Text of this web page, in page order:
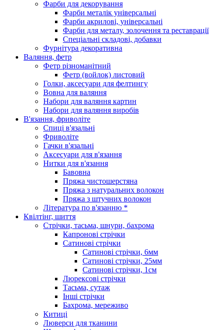
Фарби для декорування
Фарби металік універсальні
Фарби акрилові, універсальні
Фарби для металу, золочення та реставрації
Спеціальні складові, добавки
Фурнітура декоративна
Валяння, фетр
Фетр різноманітний
Фетр (войлок) листовий
Голки, аксесуари для фелтингу
Вовна для валяння
Набори для валяння картин
Набори для валяння виробів
В'язання, фриволіте
Спиці в'язальні
Фриволіте
Гачки в'язальні
Аксесуари для в'язання
Нитки для в'язання
Бавовна
Пряжа чистошерстяна
Пряжа з натуральних волокон
Пряжа з штучних волокон
Література по в'язанню *
Квілтінг, шиття
Стрічки, тасьма, шнури, бахрома
Капронові стрічки
Сатинові стрічки
Сатинові стрічки, 6мм
Сатинові стрічки, 25мм
Сатинові стрічки, 1см
Люрексові стрічки
Тасьма, сутаж
Інші стрічки
Бахрома, мереживо
Китиці
Люверси для тканини